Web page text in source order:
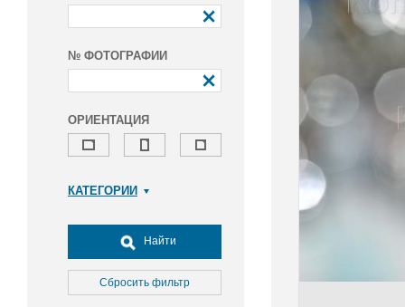
№ ФОТОГРАФИИ
ОРИЕНТАЦИЯ
КАТЕГОРИИ
Досуг, туризм и отдых
Культура
Медицина
Найти
Сбросить фильтр